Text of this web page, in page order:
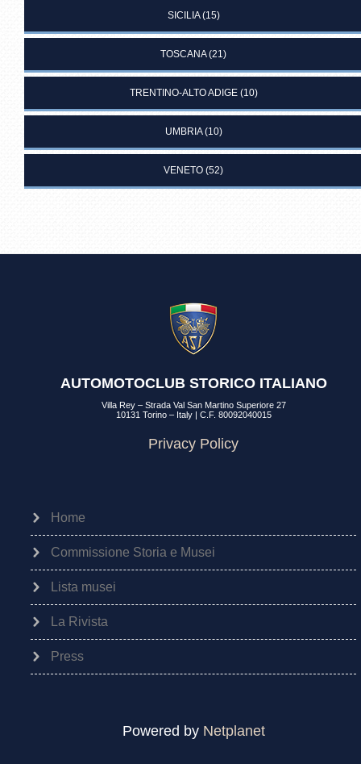
SICILIA(15)
TOSCANA(21)
TRENTINO-ALTO ADIGE(10)
UMBRIA(10)
VENETO (52)
AUTOMOTOCLUB STORICO ITALIANO
Villa Rey – Strada Val San Martino Superiore 27
10131 Torino – Italy | C.F. 80092040015
Privacy Policy
Home
Commissione Storia e Musei
Lista musei
La Rivista
Press
Powered by Netplanet